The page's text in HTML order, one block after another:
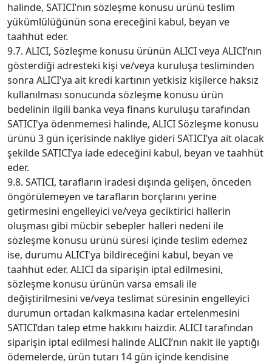
halinde, SATICI’nın sözleşme konusu ürünü teslim
yükümlülüğünün sona ereceğini kabul, beyan ve
taahhüt eder.
9.7. ALICI, Sözleşme konusu ürünün ALICI veya ALICI’nın
gösterdiği adresteki kişi ve/veya kuruluşa tesliminden
sonra ALICI'ya ait kredi kartının yetkisiz kişilerce haksız
kullanılması sonucunda sözleşme konusu ürün
bedelinin ilgili banka veya finans kuruluşu tarafından
SATICI'ya ödenmemesi halinde, ALICI Sözleşme konusu
ürünü 3 gün içerisinde nakliye gideri SATICI’ya ait olacak
şekilde SATICI’ya iade edeceğini kabul, beyan ve taahhüt
eder.
9.8. SATICI, tarafların iradesi dışında gelişen, önceden
öngörülemeyen ve tarafların borçlarını yerine
getirmesini engelleyici ve/veya geciktirici hallerin
oluşması gibi mücbir sebepler halleri nedeni ile
sözleşme konusu ürünü süresi içinde teslim edemez
ise, durumu ALICI'ya bildireceğini kabul, beyan ve
taahhüt eder. ALICI da siparişin iptal edilmesini,
sözleşme konusu ürünün varsa emsali ile
değiştirilmesini ve/veya teslimat süresinin engelleyici
durumun ortadan kalkmasına kadar ertelenmesini
SATICI’dan talep etme hakkını haizdir. ALICI tarafından
siparişin iptal edilmesi halinde ALICI’nın nakit ile yaptığı
ödemelerde, ürün tutarı 14 gün içinde kendisine